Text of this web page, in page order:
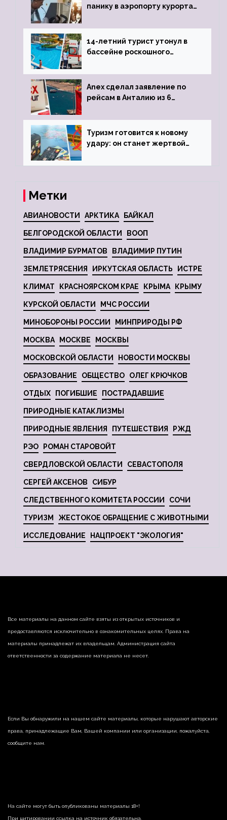
панику в аэропорту курорта,
задержке рейса
14-летний турист утонул в
бассейне роскошного
Anex сделал заявление по
рейсам в Анталию из 6
Туризм готовится к новому
удару: он станет жертвой
Метки
АВИАНОВОСТИ АРКТИКА БАЙКАЛ
БЕЛГОРОДСКОЙ ОБЛАСТИ ВООП
ВЛАДИМИР БУРМАТОВ ВЛАДИМИР ПУТИН
ЗЕМЛЕТРЯСЕНИЯ ИРКУТСКАЯ ОБЛАСТЬ ИСТРЕ
КЛИМАТ КРАСНОЯРСКОМ КРАЕ КРЫМА КРЫМУ
КУРСКОЙ ОБЛАСТИ МЧС РОССИИ
МИНОБОРОНЫ РОССИИ МИНПРИРОДЫ РФ
МОСКВА МОСКВЕ МОСКВЫ
МОСКОВСКОЙ ОБЛАСТИ НОВОСТИ МОСКВЫ
ОБРАЗОВАНИЕ ОБЩЕСТВО ОЛЕГ КРЮЧКОВ
ОТДЫХ ПОГИБШИЕ ПОСТРАДАВШИЕ
ПРИРОДНЫЕ КАТАКЛИЗМЫ
ПРИРОДНЫЕ ЯВЛЕНИЯ ПУТЕШЕСТВИЯ РЖД
РЭО РОМАН СТАРОВОЙТ
СВЕРДЛОВСКОЙ ОБЛАСТИ СЕВАСТОПОЛЯ
СЕРГЕЙ АКСЕНОВ СИБУР
СЛЕДСТВЕННОГО КОМИТЕТА РОССИИ СОЧИ
ТУРИЗМ ЖЕСТОКОЕ ОБРАЩЕНИЕ С ЖИВОТНЫМИ
ИССЛЕДОВАНИЕ НАЦПРОЕКТ "ЭКОЛОГИЯ"
Все материалы на данном сайте взяты из открытых источников и
предоставляются исключительно в ознакомительных целях. Права на
материалы принадлежат их владельцам. Администрация сайта
ответственности за содержание материала не несет.
Если Вы обнаружили на нашем сайте материалы, которые нарушают авторские
права, принадлежащие Вам, Вашей компании или организации, пожалуйста,
сообщите нам.
На сайте могут быть опубликованы материалы 18+!
При цитировании ссылка на источник обязательна.